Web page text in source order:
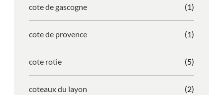
cote de gascogne (1)
cote de provence (1)
cote rotie (5)
coteaux du layon (2)